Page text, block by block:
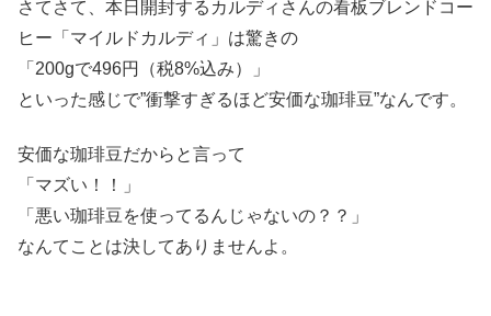
さてさて、本日開封するカルディさんの看板ブレンドコー
ヒー「マイルドカルディ」は驚きの
「200gで496円（税8%込み）」
といった感じで”衝撃すぎるほど安価な珈琲豆”なんです。
安価な珈琲豆だからと言って
「マズい！！」
「悪い珈琲豆を使ってるんじゃないの？？」
なんてことは決してありませんよ。